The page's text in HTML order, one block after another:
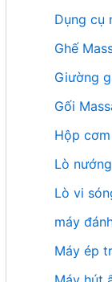
Dụng cụ
Ghế
Giường
Gối
Hộp
Lò nướng
Lò vi
máy
Máy ép